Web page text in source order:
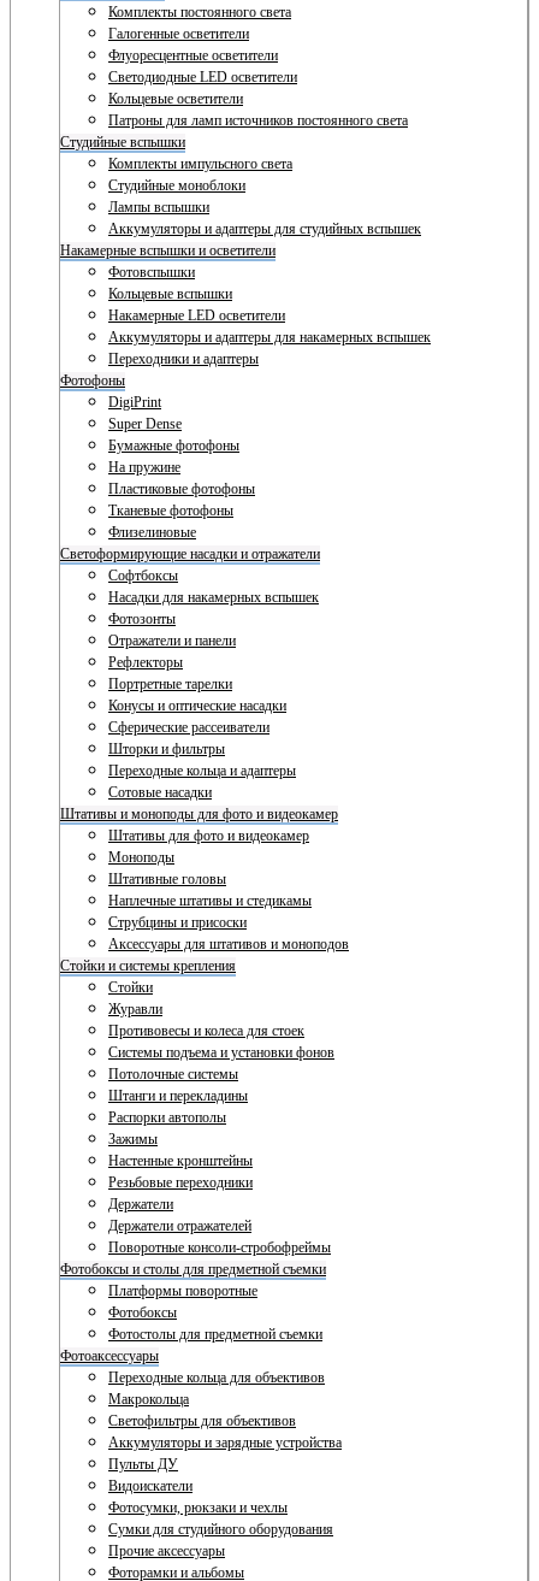
Комплекты постоянного света
Галогенные осветители
Флуоресцентные осветители
Светодиодные LED осветители
Кольцевые осветители
Патроны для ламп источников постоянного света
Студийные вспышки
Комплекты импульсного света
Студийные моноблоки
Лампы вспышки
Аккумуляторы и адаптеры для студийных вспышек
Накамерные вспышки и осветители
Фотовспышки
Кольцевые вспышки
Накамерные LED осветители
Аккумуляторы и адаптеры для накамерных вспышек
Переходники и адаптеры
Фотофоны
DigiPrint
Super Dense
Бумажные фотофоны
На пружине
Пластиковые фотофоны
Тканевые фотофоны
Флизелиновые
Светоформирующие насадки и отражатели
Софтбоксы
Насадки для накамерных вспышек
Фотозонты
Отражатели и панели
Рефлекторы
Портретные тарелки
Конусы и оптические насадки
Сферические рассеиватели
Шторки и фильтры
Переходные кольца и адаптеры
Сотовые насадки
Штативы и моноподы для фото и видеокамер
Штативы для фото и видеокамер
Моноподы
Штативные головы
Наплечные штативы и стедикамы
Струбцины и присоски
Аксессуары для штативов и моноподов
Стойки и системы крепления
Стойки
Журавли
Противовесы и колеса для стоек
Системы подъема и установки фонов
Потолочные системы
Штанги и перекладины
Распорки автополы
Зажимы
Настенные кронштейны
Резьбовые переходники
Держатели
Держатели отражателей
Поворотные консоли-стробофреймы
Фотобоксы и столы для предметной съемки
Платформы поворотные
Фотобоксы
Фотостолы для предметной съемки
Фотоаксессуары
Переходные кольца для объективов
Макрокольца
Светофильтры для объективов
Аккумуляторы и зарядные устройства
Пульты ДУ
Видоискатели
Фотосумки, рюкзаки и чехлы
Сумки для студийного оборудования
Прочие аксессуары
Фоторамки и альбомы